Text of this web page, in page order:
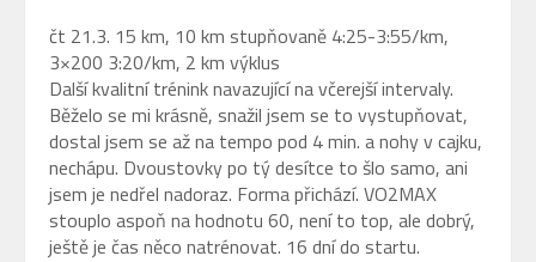
čt 21.3. 15 km, 10 km stupňovaně 4:25-3:55/km,
3×200 3:20/km, 2 km výklus
Další kvalitní trénink navazující na včerejší intervaly.
Běželo se mi krásně, snažil jsem se to vystupňovat,
dostal jsem se až na tempo pod 4 min. a nohy v cajku,
nechápu. Dvoustovky po tý desítce to šlo samo, ani
jsem je nedřel nadoraz. Forma přichází. VO2MAX
stouplo aspoň na hodnotu 60, není to top, ale dobrý,
ještě je čas něco natrénovat. 16 dní do startu.